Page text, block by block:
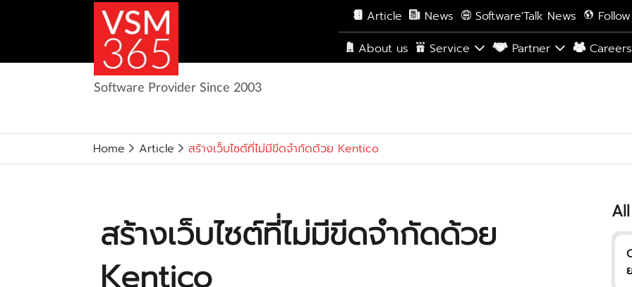
Article News Software'Talk News
About us
Service Partner Careers
Software Provider Since 2003
Home Article สร้างเว็บไซต์ที่ไม่มีขีดจำกัดด้วย Kentico
สร้างเว็บไซต์ที่ไม่มีขีดจำกัดด้วย
All